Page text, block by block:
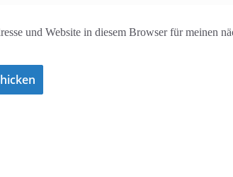
und Website in diesem Browser für meinen